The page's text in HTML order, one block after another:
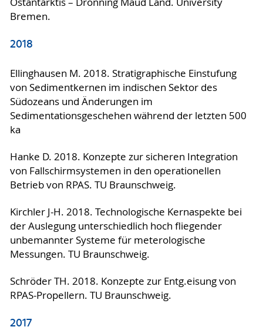
Bremen.
2018
Ellinghausen M. 2018. Stratigraphische Einstufung
von Sedimentkernen im indischen Sektor des
Südozeans und Änderungen im
Sedimentationsgeschehen während der letzten 500
ka
Hanke D. 2018. Konzepte zur sicheren Integration
von Fallschirmsystemen in den operationellen
Betrieb von RPAS. TU Braunschweig.
Kirchler J-H. 2018. Technologische Kernaspekte bei
der Auslegung unterschiedlich hoch fliegender
unbemannter Systeme für meterologische
Messungen. TU Braunschweig.
Schröder TH. 2018. Konzepte zur Entg.eisung von
RPAS-Propellern. TU Braunschweig.